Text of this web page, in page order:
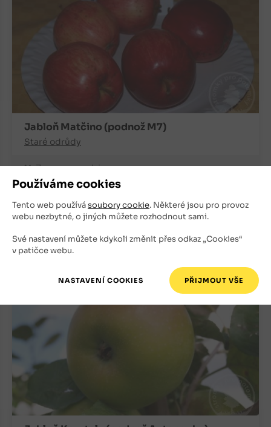
Používáme cookies
Tento web používásoubory cookie. Některé jsou pro provoz
webu nezbytné, o jiných můžete rozhodnout sami.
Své nastavení můžete kdykoli změnit přes odkaz „Cookies“
v patičce webu.
Jabloň Matčino (podnož M7)
Staré odrůdy
Znovu na podzim
Kč
-